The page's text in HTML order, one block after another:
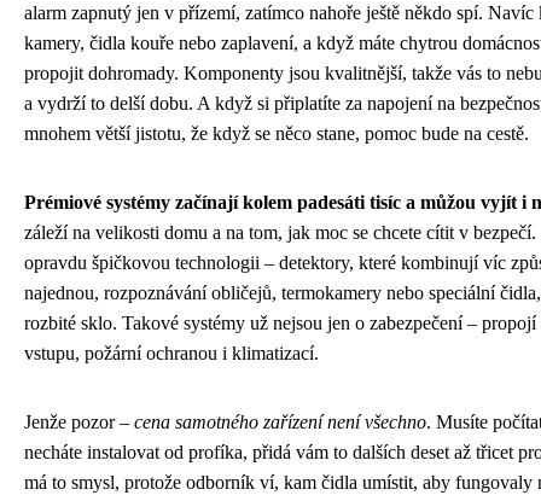
alarm zapnutý jen v přízemí, zatímco nahoře ještě někdo spí.
kamery, čidla kouře nebo zaplavení, a když máte chytrou
propojit dohromady. Komponenty jsou kvalitnější, takže vás to
a vydrží to delší dobu. A když si připlatíte za napojení na
mnohem větší jistotu, že když se něco stane, pomoc bude na cestě.
Prémiové systémy začínají kolem padesáti tisíc a můžou vyjít i
záleží na velikosti domu a na tom, jak moc se chcete cítit v bezpečí.
opravdu špičkovou technologii – detektory, které kombinují víc
najednou, rozpoznávání obličejů, termokamery nebo speciální
rozbité sklo. Takové systémy už nejsou jen o zabezpečení –
vstupu, požární ochranou i klimatizací.
Jenže pozor – cena samotného zařízení není všechno. Musíte
necháte instalovat od profíka, přidá vám to dalších deset až třicet
má to smysl, protože odborník ví, kam čidla umístit, aby fungovaly